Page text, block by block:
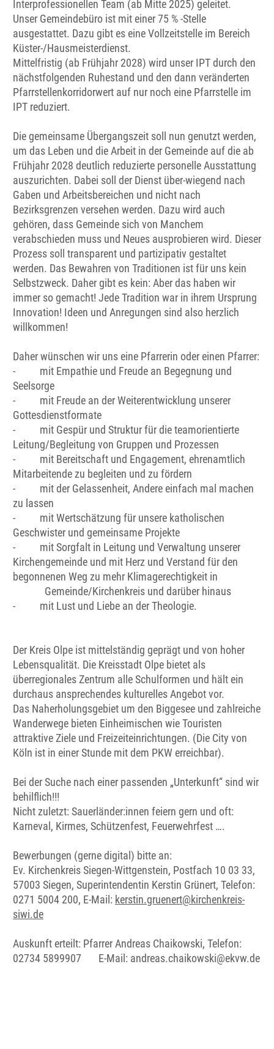
Interprofessionellen Team (ab Mitte 2025) geleitet.
Unser Gemeindebüro ist mit einer 75 % -Stelle
ausgestattet. Dazu gibt es eine Vollzeitstelle im Bereich
Küster-/Hausmeisterdienst.
Mittelfristig (ab Frühjahr 2028) wird unser IPT durch den
nächstfolgenden Ruhestand und den dann veränderten
Pfarrstellenkorridorwert auf nur noch eine Pfarrstelle im
IPT reduziert.
Die gemeinsame Übergangszeit soll nun genutzt werden,
um das Leben und die Arbeit in der Gemeinde auf die ab
Frühjahr 2028 deutlich reduzierte personelle Ausstattung
auszurichten. Dabei soll der Dienst über-wiegend nach
Gaben und Arbeitsbereichen und nicht nach
Bezirksgrenzen versehen werden. Dazu wird auch
gehören, dass Gemeinde sich von Manchem
verabschieden muss und Neues ausprobieren wird. Dieser
Prozess soll transparent und partizipativ gestaltet
werden. Das Bewahren von Traditionen ist für uns kein
Selbstzweck. Daher gibt es kein: Aber das haben wir
immer so gemacht! Jede Tradition war in ihrem Ursprung
Innovation! Ideen und Anregungen sind also herzlich
willkommen!
Daher wünschen wir uns eine Pfarrerin oder einen Pfarrer:
- mit Empathie und Freude an Begegnung und
Seelsorge
- mit Freude an der Weiterentwicklung unserer
Gottesdienstformate
- mit Gespür und Struktur für die teamorientierte
Leitung/Begleitung von Gruppen und Prozessen
- mit Bereitschaft und Engagement, ehrenamtlich
Mitarbeitende zu begleiten und zu fördern
- mit der Gelassenheit, Andere einfach mal machen
zu lassen
- mit Wertschätzung für unsere katholischen
Geschwister und gemeinsame Projekte
- mit Sorgfalt in Leitung und Verwaltung unserer
Kirchengemeinde und mit Herz und Verstand für den
begonnenen Weg zu mehr Klimagerechtigkeit in
Gemeinde/Kirchenkreis und darüber hinaus
- mit Lust und Liebe an der Theologie.
Der Kreis Olpe ist mittelständig geprägt und von hoher
Lebensqualität. Die Kreisstadt Olpe bietet als
überregionales Zentrum alle Schulformen und hält ein
durchaus ansprechendes kulturelles Angebot vor.
Das Naherholungsgebiet um den Biggesee und zahlreiche
Wanderwege bieten Einheimischen wie Touristen
attraktive Ziele und Freizeiteinrichtungen. (Die City von
Köln ist in einer Stunde mit dem PKW erreichbar).
Bei der Suche nach einer passenden „Unterkunft“ sind wir
behilflich!!!
Nicht zuletzt: Sauerländer:innen feiern gern und oft:
Karneval, Kirmes, Schützenfest, Feuerwehrfest ….
Bewerbungen (gerne digital) bitte an:
Ev. Kirchenkreis Siegen-Wittgenstein, Postfach 10 03 33,
57003 Siegen, Superintendentin Kerstin Grünert, Telefon:
0271 5004 200, E-Mail: kerstin.gruenert@kirchenkreis-
siwi.de
Auskunft erteilt: Pfarrer Andreas Chaikowski, Telefon:
02734 5899907 E-Mail: andreas.chaikowski@ekvw.de